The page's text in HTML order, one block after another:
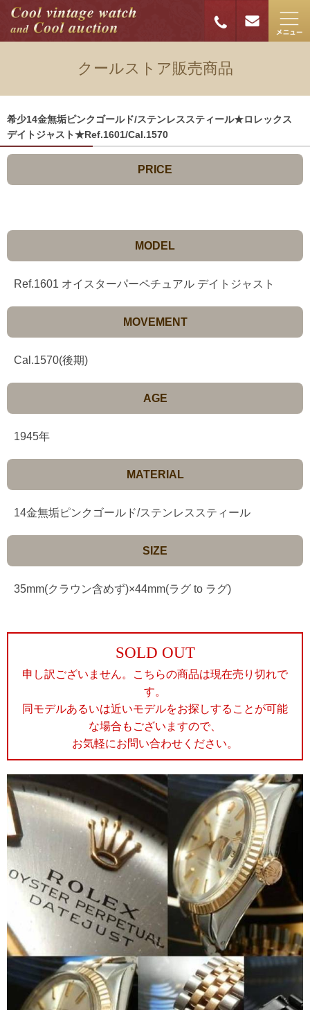
クールストア販売商品
希少14金無垢ピンクゴールド/ステンレススティール★ロレックス
デイトジャスト★Ref.1601/Cal.1570
PRICE
MODEL
Ref.1601 オイスターパーペチュアル デイトジャスト
MOVEMENT
Cal.1570(後期)
AGE
1945年
MATERIAL
14金無垢ピンクゴールド/ステンレススティール
SIZE
35mm(クラウン含めず)×44mm(ラグ to ラグ)
SOLD OUT
申し訳ございません。こちらの商品は現在売り切れで
す。
同モデルあるいは近いモデルをお探しすることが可能
な場合もございますので、
お気軽にお問い合わせください。